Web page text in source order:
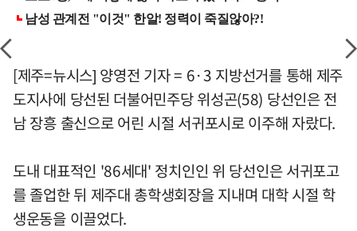
[제주=뉴시스] 양영전 기자 = 6·3 지방선거를 통해 제주
도지사에 당선된 더불어민주당 위성곤(58) 당선인은 전
남 장흥 출신으로 어린 시절 서귀포시로 이주해 자랐다.
도내 대표적인 '86세대' 정치인인 위 당선인은 서귀포고
를 졸업한 뒤 제주대 총학생회장을 지내며 대학 시절 학
생운동을 이끌었다.